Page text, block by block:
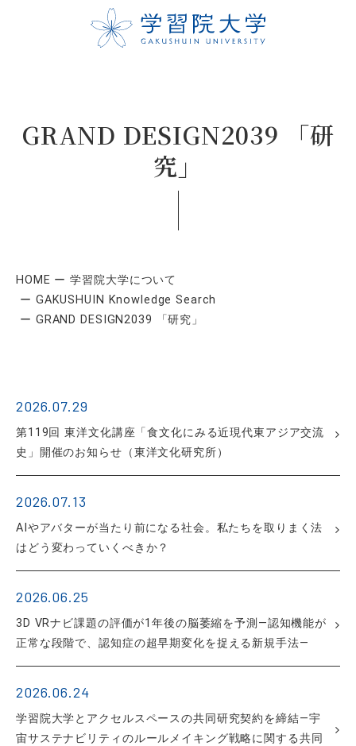
GRAND DESIGN2039 「研
究」
HOME
学習院大学について
GAKUSHUIN Knowledge Search
GRAND DESIGN2039 「研究」
2026.07.29
第119回 東洋文化講座「食文化にみる近現代東アジア交流
史」開催のお知らせ（東洋文化研究所）
2026.07.13
AIやアバターが当たり前になる社会。私たちを取りまく法
はどう変わっていくべきか？
2026.06.25
3D VRナビ課題の評価が1年後の脳萎縮を予測―認知機能が
正常な段階で、認知症の超早期変化を捉える新規手法―
2026.06.24
学習院大学とアクセルスペースの共同研究契約を締結―宇
宙サステナビリティのルールメイキング戦略に関する共同